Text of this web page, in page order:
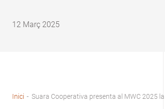
12 Març 2025
Inici - Suara Cooperativa presenta al MWC 2025